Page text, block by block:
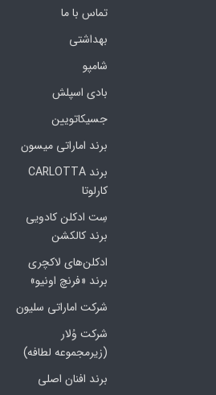
تماس با ما
بهداشتی
شامپو
بادی اسپلش
جسیکاتویین
برند اماراتی میسون
برند CARLOTTA
کارلوتا
سِت ادکلن کادویی
برند کالکشن
ادکلن‌های لاکچری
برند «فرنچ اونیو»
شرکت اماراتی سلیون
شرکت وُلار
(زیرمجموعه لطافه)
برند افنان اصلی